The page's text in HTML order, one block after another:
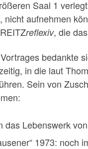
Saal 1
aufnehmen
reflexiv, die
bedankte
in die laut
Sein von
das Lebenswerk
1973: noch